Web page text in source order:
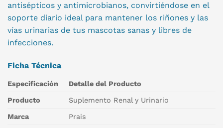
antisépticos y antimicrobianos, convirtiéndose en el
soporte diario ideal para mantener los riñones y las
vías urinarias de tus mascotas sanas y libres de
infecciones.
Ficha Técnica
Especificación Detalle del Producto
Producto Suplemento Renal y Urinario
Marca Prais